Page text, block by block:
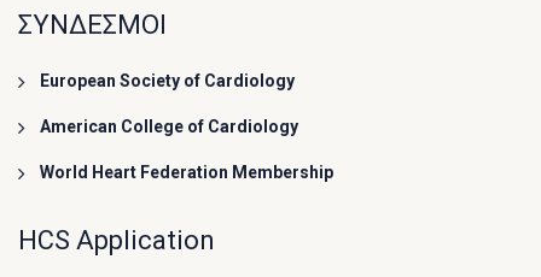
ΣΥΝΔΕΣΜΟΙ
European Society of Cardiology
American College of Cardiology
World Heart Federation Membership
HCS Application